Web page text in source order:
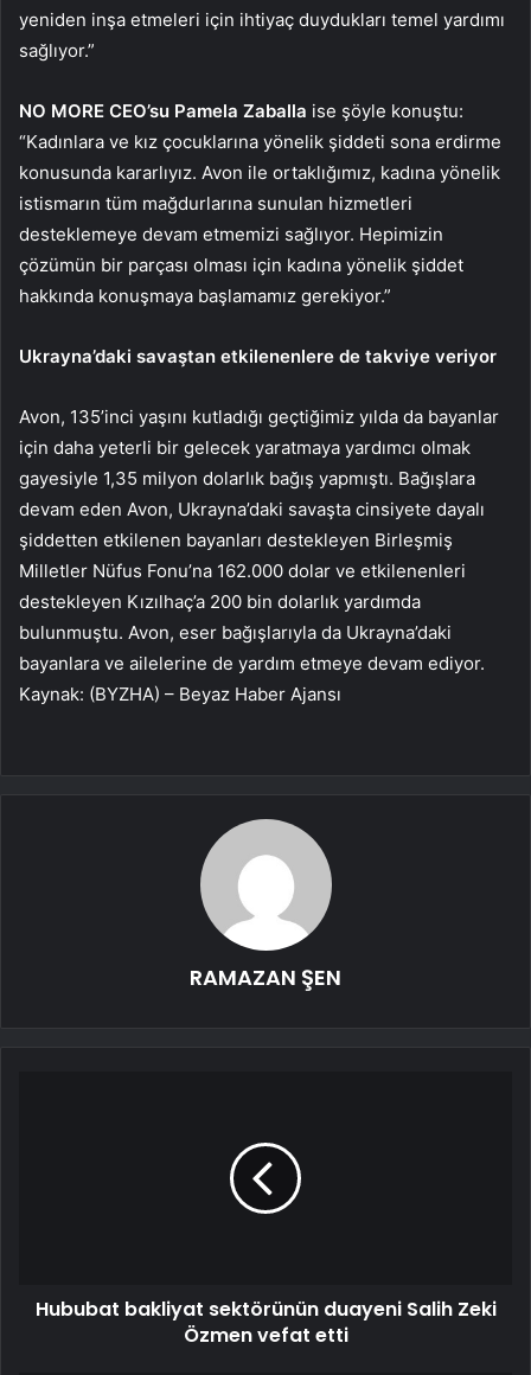
yeniden inşa etmeleri için ihtiyaç duydukları temel yardımı
sağlıyor.”
NO MORE CEO’su Pamela Zaballa ise şöyle konuştu:
“Kadınlara ve kız çocuklarına yönelik şiddeti sona erdirme
konusunda kararlıyız. Avon ile ortaklığımız, kadına yönelik
istismarın tüm mağdurlarına sunulan hizmetleri
desteklemeye devam etmemizi sağlıyor. Hepimizin
çözümün bir parçası olması için kadına yönelik şiddet
hakkında konuşmaya başlamamız gerekiyor.”
Ukrayna’daki savaştan etkilenenlere de takviye veriyor
Avon, 135’inci yaşını kutladığı geçtiğimiz yılda da bayanlar
için daha yeterli bir gelecek yaratmaya yardımcı olmak
gayesiyle 1,35 milyon dolarlık bağış yapmıştı. Bağışlara
devam eden Avon, Ukrayna’daki savaşta cinsiyete dayalı
şiddetten etkilenen bayanları destekleyen Birleşmiş
Milletler Nüfus Fonu’na 162.000 dolar ve etkilenenleri
destekleyen Kızılhaç’a 200 bin dolarlık yardımda
bulunmuştu. Avon, eser bağışlarıyla da Ukrayna’daki
bayanlara ve ailelerine de yardım etmeye devam ediyor.
Kaynak: (BYZHA) – Beyaz Haber Ajansı
RAMAZAN ŞEN
Hububat bakliyat sektörünün duayeni Salih Zeki
Özmen vefat etti